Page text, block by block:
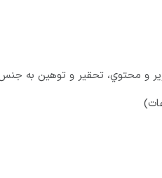
و محتوي، تحقير و توهين به